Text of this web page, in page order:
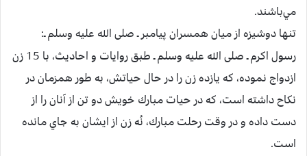
مي‌باشند.
تنها دوشيزه‌ از ميان‌ همسران‌ پيامبر ـ صلی الله علیه وسلم ـ:
رسول‌ اكرم‌ ـ صلی الله علیه وسلم ـ طبق‌ روايات‌ و احاديث‌، با 15 زن‌
ازدواج‌ نموده‌، كه‌ يازده‌ زن‌ را در حال‌ حياتش‌، به‌ طور همزمان‌ در
نكاح‌ داشته‌ است‌، كه‌ در حيات‌ مبارك‌ خويش‌ دو تن‌ از آنان‌ را از
دست‌ داده‌ و در وقت‌ رحلت‌ مبارك‌، نُه‌ زن‌ از ايشان‌ به‌ جاي‌ مانده‌
است‌.